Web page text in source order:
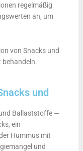
regelmäßig
an, um
von Snacks und
und
Ballaststoffe —
ein
Hummus mit
und